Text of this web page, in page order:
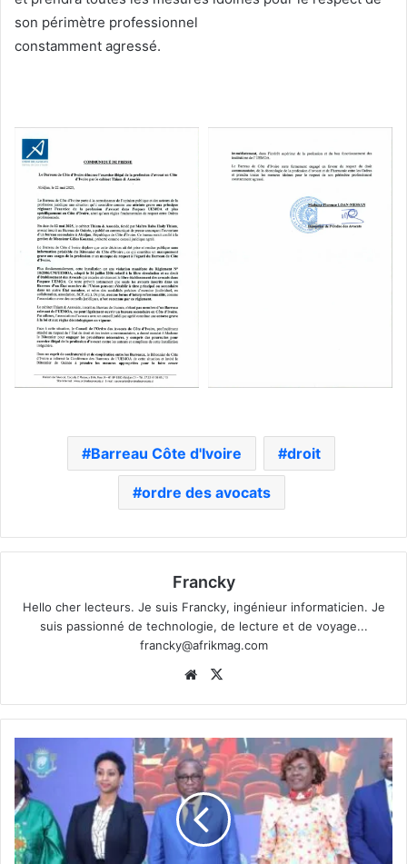
son périmètre professionnel
constamment agressé.
Barreau Côte d'Ivoire droit
ordre des avocats
Francky
Hello cher lecteurs. Je suis Francky, ingénieur informaticien. Je
suis passionné de technologie, de lecture et de voyage...
francky@afrikmag.com
Website